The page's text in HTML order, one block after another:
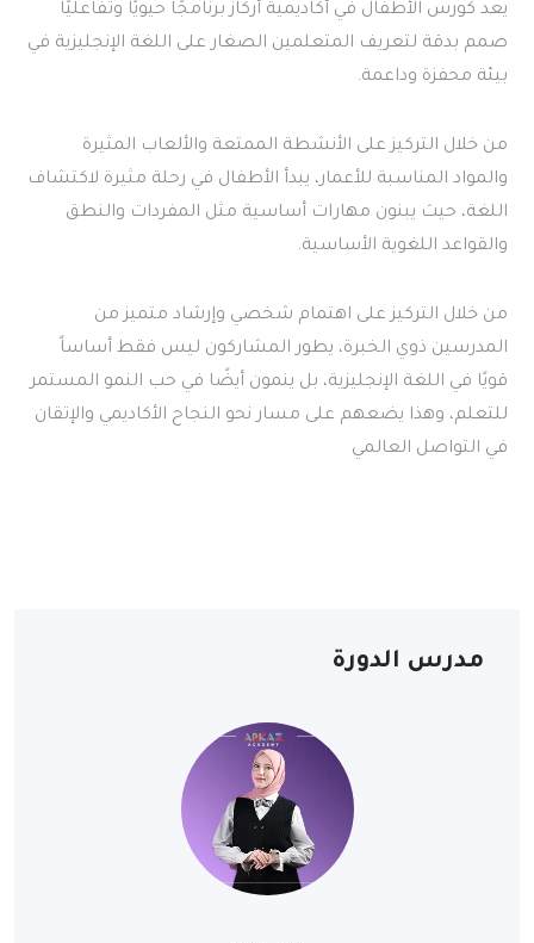
يعد كورس الأطفال في أكاديمية أركاز برنامجًا حيويًا وتفاعليًا
صمم بدقة لتعريف المتعلمين الصغار على اللغة الإنجليزية في
بيئة محفزة وداعمة.
من خلال التركيز على الأنشطة الممتعة والألعاب المثيرة
والمواد المناسبة للأعمار، يبدأ الأطفال في رحلة مثيرة لاكتشاف
اللغة، حيث يبنون مهارات أساسية مثل المفردات والنطق
والقواعد اللغوية الأساسية.
من خلال التركيز على اهتمام شخصي وإرشاد متميز من
المدرسين ذوي الخبرة، يطور المشاركون ليس فقط أساساً
قويًا في اللغة الإنجليزية، بل ينمون أيضًا في حب النمو المستمر
للتعلم، وهذا يضعهم على مسار نحو النجاح الأكاديمي والإتقان
في التواصل العالمي
مدرس الدورة